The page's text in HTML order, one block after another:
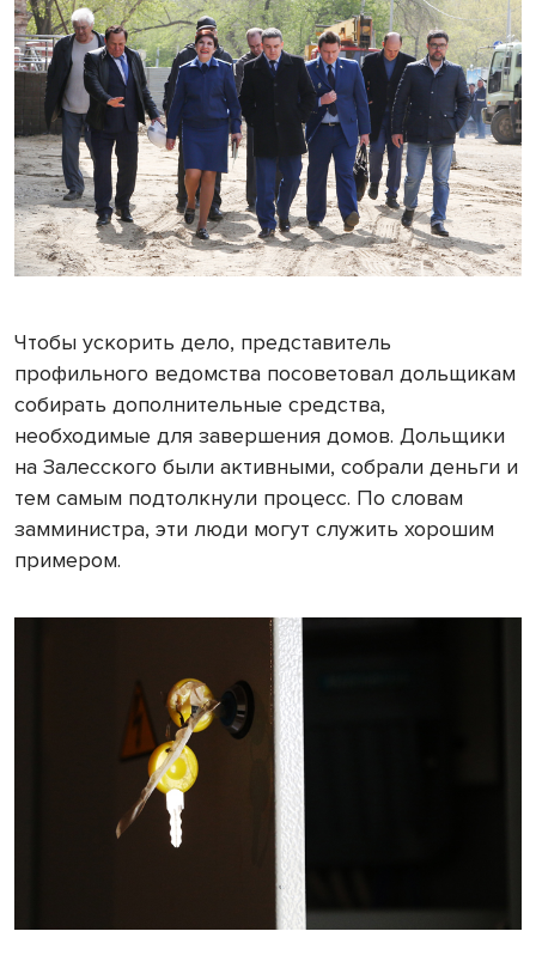
Чтобы ускорить дело, представитель
профильного ведомства посоветовал дольщикам
собирать дополнительные средства,
необходимые для завершения домов. Дольщики
на Залесского были активными, собрали деньги и
тем самым подтолкнули процесс. По словам
замминистра, эти люди могут служить хорошим
примером.